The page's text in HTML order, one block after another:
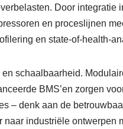
Door integratie
en proceslijnen
en state-of-health-
schaalbaarheid.
BMS’en zorgen
– denk aan de
naar industriële ontwerpen